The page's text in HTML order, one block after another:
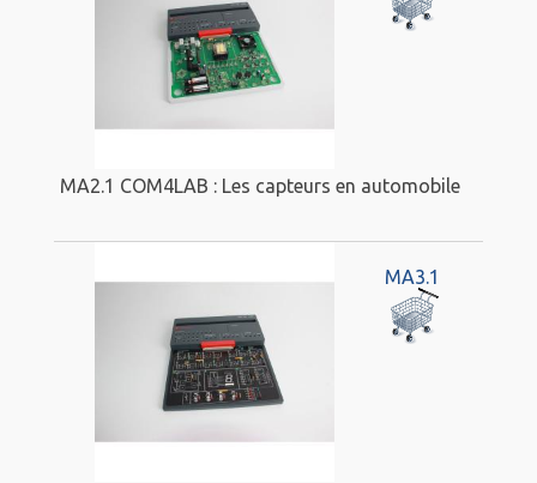
MA2.1 COM4LAB : Les capteurs en automobile
MA3.1